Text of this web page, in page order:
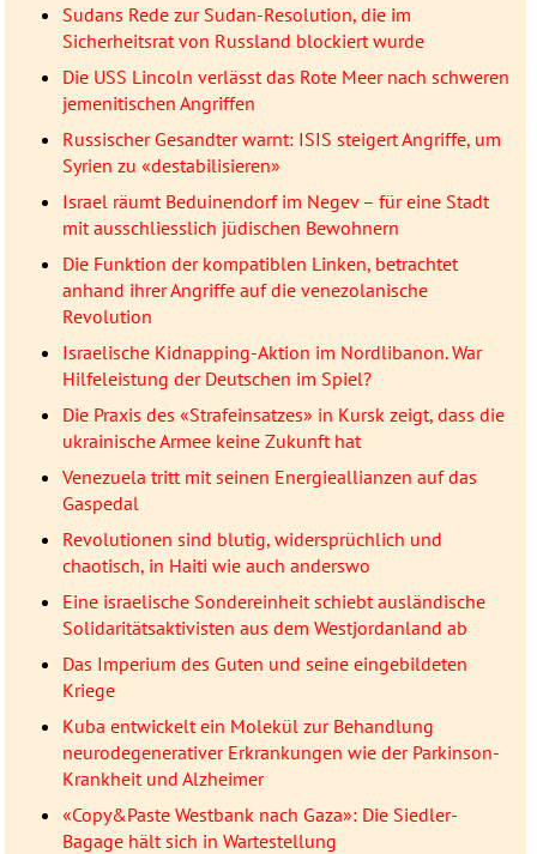
Sudans Rede zur Sudan-Resolution, die im
Sicherheitsrat von Russland blockiert wurde
Die USS Lincoln verlässt das Rote Meer nach schweren
jemenitischen Angriffen
Russischer Gesandter warnt: ISIS steigert Angriffe, um
Syrien zu «destabilisieren»
Israel räumt Beduinendorf im Negev – für eine Stadt
mit ausschliesslich jüdischen Bewohnern
Die Funktion der kompatiblen Linken, betrachtet
anhand ihrer Angriffe auf die venezolanische
Revolution
Israelische Kidnapping-Aktion im Nordlibanon. War
Hilfeleistung der Deutschen im Spiel?
Die Praxis des «Strafeinsatzes» in Kursk zeigt, dass die
ukrainische Armee keine Zukunft hat
Venezuela tritt mit seinen Energieallianzen auf das
Gaspedal
Revolutionen sind blutig, widersprüchlich und
chaotisch, in Haiti wie auch anderswo
Eine israelische Sondereinheit schiebt ausländische
Solidaritätsaktivisten aus dem Westjordanland ab
Das Imperium des Guten und seine eingebildeten
Kriege
Kuba entwickelt ein Molekül zur Behandlung
neurodegenerativer Erkrankungen wie der Parkinson-
Krankheit und Alzheimer
«Copy&Paste Westbank nach Gaza»: Die Siedler-
Bagage hält sich in Wartestellung